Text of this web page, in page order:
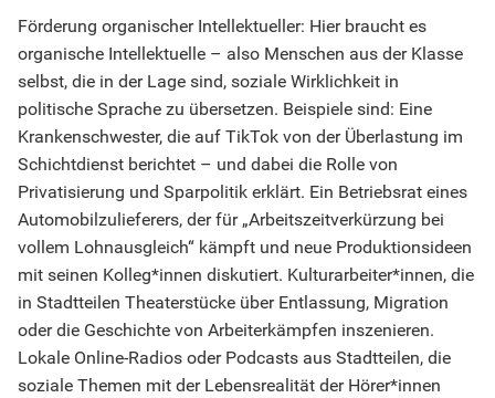
Förderung organischer Intellektueller: Hier braucht es
organische Intellektuelle – also Menschen aus der Klasse
selbst, die in der Lage sind, soziale Wirklichkeit in
politische Sprache zu übersetzen. Beispiele sind: Eine
Krankenschwester, die auf TikTok von der Überlastung im
Schichtdienst berichtet – und dabei die Rolle von
Privatisierung und Sparpolitik erklärt. Ein Betriebsrat eines
Automobilzulieferers, der für „Arbeitszeitverkürzung bei
vollem Lohnausgleich“ kämpft und neue Produktionsideen
mit seinen Kolleg*innen diskutiert. Kulturarbeiter*innen, die
in Stadtteilen Theaterstücke über Entlassung, Migration
oder die Geschichte von Arbeiterkämpfen inszenieren.
Lokale Online-Radios oder Podcasts aus Stadtteilen, die
soziale Themen mit der Lebensrealität der Hörer*innen